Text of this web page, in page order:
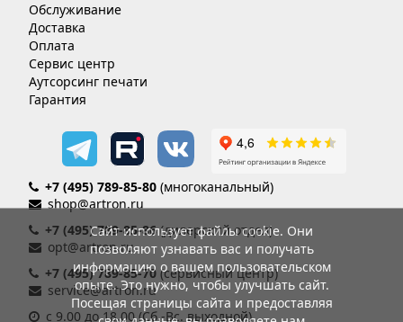
Обслуживание
Доставка
Оплата
Сервис центр
Аутсорсинг печати
Гарантия
+7 (495) 789-85-80 (многоканальный)
shop@artron.ru
+7 (495) 789-85-86(дилерский отдел)
opt@artron.ru
+7 (495) 789-85-70 (сервисный центр)
service@artron.ru
с 9.00 до 18.00 (Сб.-Вс. выходной)
Сайт использует файлы cookie. Они
позволяют узнавать вас и получать
информацию о вашем пользовательском
опыте. Это нужно, чтобы улучшать сайт.
Посещая страницы сайта и предоставляя